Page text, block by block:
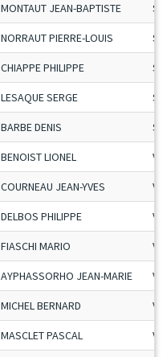
MONTAUT JEAN-BAPTISTE
NORRAUT PIERRE-LOUIS
CHIAPPE PHILIPPE
LESAQUE SERGE
BARBE DENIS
BENOIST LIONEL
COURNEAU JEAN-YVES
DELBOS PHILIPPE
FIASCHI MARIO
AYPHASSORHO JEAN-MARIE
MICHEL BERNARD
MASCLET PASCAL